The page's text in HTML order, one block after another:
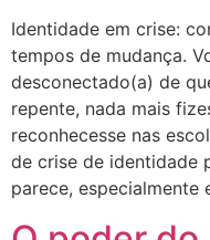
Identidade em crise:
tempos de mudança.
desconectado(a) de
repente, nada mais
reconhecesse nas
de crise de identidade
parece, especialmente